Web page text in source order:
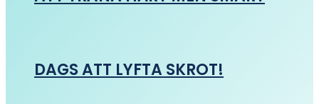
DAGS ATT LYFTA SKROT!